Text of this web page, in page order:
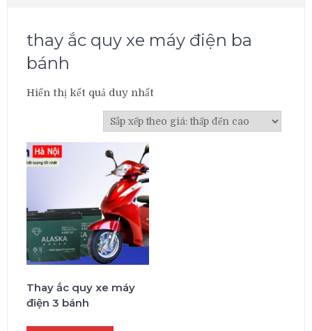
thay ắc quy xe máy điện ba
bánh
Hiển thị kết quả duy nhất
Thay ắc quy xe máy
điện 3 bánh